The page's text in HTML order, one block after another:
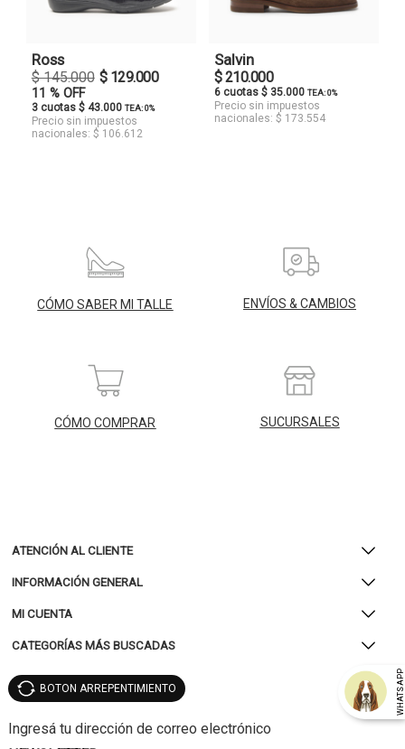
Ross
$ 145.000 $ 129.000
11 % OFF
3 cuotas $ 43.000 TEA: 0%
Precio sin impuestos
nacionales: $ 106.612
Salvin
$ 210.000
6 cuotas $ 35.000 TEA: 0%
Precio sin impuestos
nacionales: $ 173.554
CÓMO SABER MI TALLE ENVÍOS & CAMBIOS
CÓMO COMPRAR SUCURSALES
ATENCIÓN AL CLIENTE
INFORMACIÓN GENERAL
MI CUENTA
CATEGORÍAS MÁS BUSCADAS
WHATSAPP
BOTON ARREPENTIMIENTO